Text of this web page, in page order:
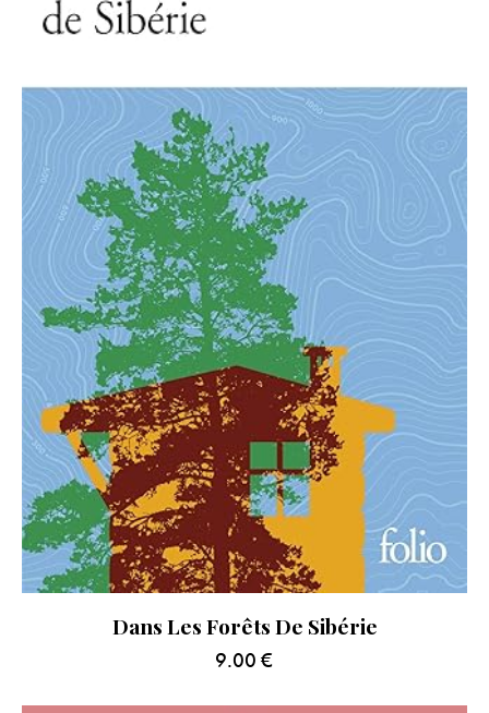
Dans Les Forêts De Sibérie
9.00 €